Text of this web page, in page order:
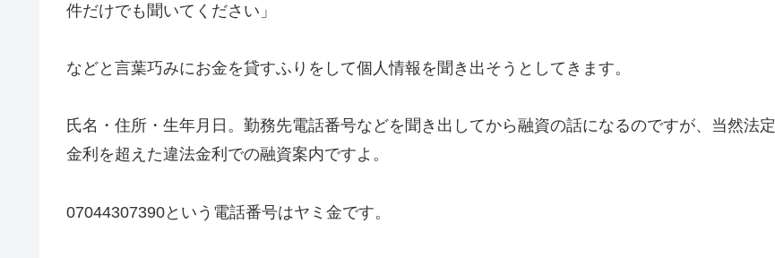
件だけでも聞いてください」
などと言葉巧みにお金を貸すふりをして個人情報を聞き出そうとしてきます。
氏名・住所・生年月日。勤務先電話番号などを聞き出してから融資の話になるのですが、当然法定
金利を超えた違法金利での融資案内ですよ。
07044307390という電話番号はヤミ金です。